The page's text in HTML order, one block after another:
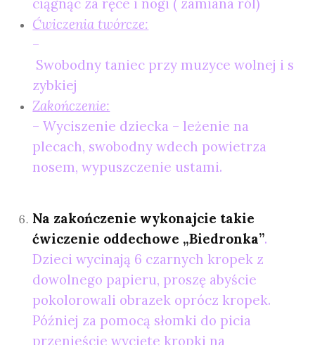
ciągnąc za ręce i nogi ( zamiana ról)
Ćwiczenia twórcze:
–
Swobodny taniec przy muzyce wolnej i s
zybkiej
Zakończenie:
– Wyciszenie dziecka – leżenie na
plecach, swobodny wdech powietrza
nosem, wypuszczenie ustami.
Na zakończenie wykonajcie takie
ćwiczenie oddechowe „Biedronka”.
Dzieci wycinają 6 czarnych kropek z
dowolnego papieru, proszę abyście
pokolorowali obrazek oprócz kropek.
Później za pomocą słomki do picia
przenieście wycięte kropki na